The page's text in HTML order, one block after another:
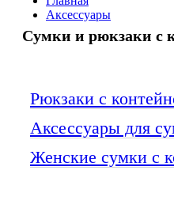
Аксессуары
Сумки и рюкзаки с
Рюкзаки с
Аксессуары для
Женские сумки с